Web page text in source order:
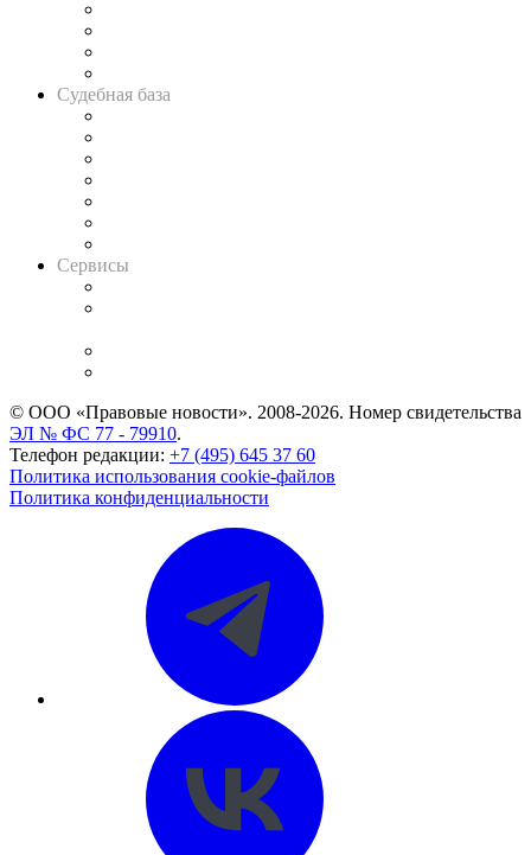
Судебная база
Сервисы
© ООО «Правовые новости». 2008-2026. Номер свидетельства
ЭЛ № ФС 77 - 79910.
Телефон редакции: +7 (495) 645 37 60
Политика использования cookie-файлов
Политика конфиденциальности